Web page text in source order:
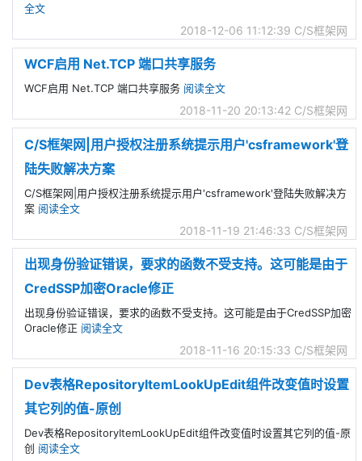
全文
2018-12-06 11:12:39 C/S框架网
WCF启用 Net.TCP 端口共享服务
WCF启用 Net.TCP 端口共享服务 阅读全文
2018-11-20 20:13:42 C/S框架网
C/S框架网|用户授权注册系统提示用户'csframework'登
陆失败解决方案
C/S框架网|用户授权注册系统提示用户'csframework'登陆失败解决方
案 阅读全文
2018-11-19 21:46:33 C/S框架网
出现身份验证错误，要求的函数不受支持。这可能是由于
CredSSP加密Oracle修正
出现身份验证错误，要求的函数不受支持。这可能是由于CredSSP加密
Oracle修正 阅读全文
2018-11-16 20:15:33 C/S框架网
Dev表格RepositoryItemLookUpEdit组件改变值时设置
其它列的值-原创
Dev表格RepositoryItemLookUpEdit组件改变值时设置其它列的值-原
创 阅读全文